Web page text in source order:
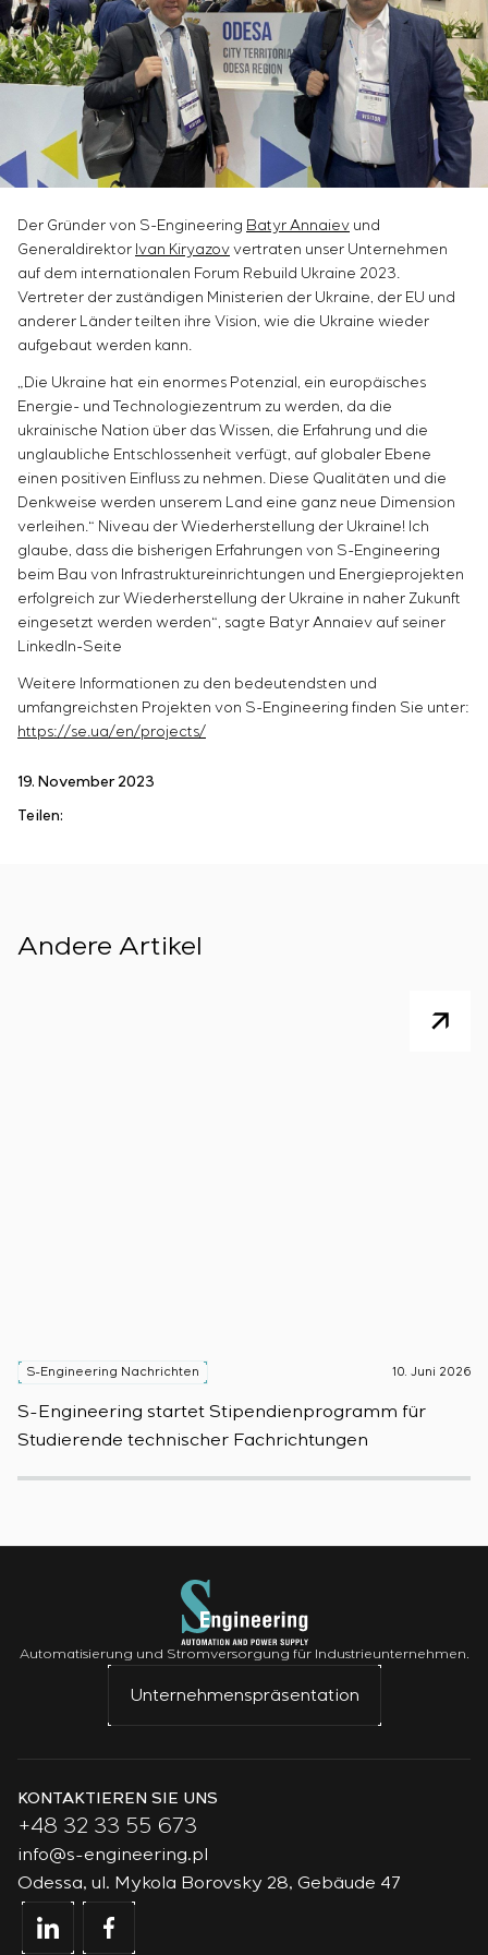
Kundenpersonals
Projektmanagement
Outsourcing
Beratungsdienstleistungen
Individuelle Entwicklung und Prüfung mit
anschließender Zertifizierung von
Schaltschrankanlagen mit besonderen
Betriebsbedingungen
Entwicklung mathematischer Modelle von
Steuerungsobjekten
Entwicklung spezieller Algorithmen für optimale
und garantierte Steuerung mit anschließender
Inbetriebnahme vor Ort
Entwicklung von Steuerungssystemen mit nicht
standardmäßiger Kaskaden- und mehrstufiger
Struktur mit statischen und adaptiven
Einstellparametern
Energieaudit
Chemische Industrie
Zementindustrie
Simoprime
Stellenangebote
Praktikum
Veteranen
KONTAKTE
Der Gründer von S-Engineering Batyr Annaiev und
Generaldirektor Ivan Kiryazovvertraten unser Unternehmen
auf dem internationalen Forum Rebuild Ukraine 2023.
Vertreter der zuständigen Ministerien der Ukraine, der EU und
anderer Länder teilten ihre Vision, wie die Ukraine wieder
aufgebaut werden kann.
„Die Ukraine hat ein enormes Potenzial, ein europäisches
Energie- und Technologiezentrum zu werden, da die
ukrainische Nation über das Wissen, die Erfahrung und die
unglaubliche Entschlossenheit verfügt, auf globaler Ebene
einen positiven Einfluss zu nehmen. Diese Qualitäten und die
Denkweise werden unserem Land eine ganz neue Dimension
verleihen.“ Niveau der Wiederherstellung der Ukraine! Ich
glaube, dass die bisherigen Erfahrungen von S-Engineering
beim Bau von Infrastruktureinrichtungen und Energieprojekten
erfolgreich zur Wiederherstellung der Ukraine in naher Zukunft
eingesetzt werden werden“, sagte Batyr Annaiev auf seiner
LinkedIn-Seite
Weitere Informationen zu den bedeutendsten und
umfangreichsten Projekten von S-Engineering finden Sie unter:
https://se.ua/en/projects/
19. November 2023
Teilen:
Andere Artikel
S-Engineering Nachrichten 10. Juni 2026
S-Engineering startet Stipendienprogramm für
Studierende technischer Fachrichtungen
Automatisierung und Stromversorgung für Industrieunternehmen.
Unternehmenspräsentation
KONTAKTIEREN SIE UNS
+48 32 33 55 673
info@s-engineering.pl
Odessa, ul. Mykola Borovsky 28, Gebäude 47